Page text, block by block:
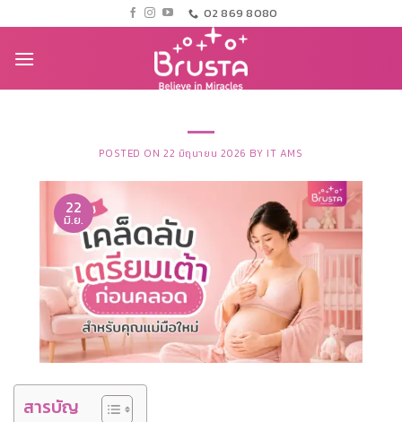
02 869 8080
POSTED ON22 มิถุนายน 2026 BY IT AMS
22
มิ.ย.
สารบัญ